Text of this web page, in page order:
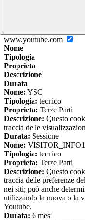
I cookie necessari per il
disabilitati. È possibile
www.youtube.com
Nome
Tipologia
Proprieta
Descrizione
Durata
Nome: YSC
Tipologia: tecnico
Proprieta: Terze Parti
Descrizione: Questo
traccia delle
Durata: Sessione
Nome:
Tipologia: tecnico
Proprieta: Terze Parti
Descrizione: Questo
traccia delle preferenze
nei siti; può anche
utilizzando la nuova o la
Youtube.
Durata: 6 mesi